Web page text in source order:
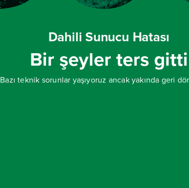
Dahili Sunucu Hatası
Bir şeyler ters gitti
Bazı teknik sorunlar yaşıyoruz ancak yakında geri